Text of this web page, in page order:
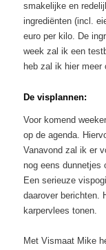
smakelijke en
ingrediënten (incl.
euro per kilo. De
week zal ik een
heb zal ik hier meer
De visplannen:
Voor komend
op de agenda.
Vanavond zal ik er
nog eens dunnetjes
Een serieuze
daarover berichten.
karpervlees tonen.
Met Vismaat Mike